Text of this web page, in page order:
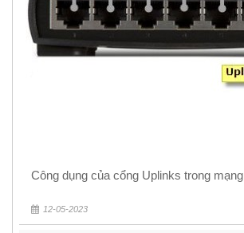
Công dụng của cổng Uplinks trong mạng
12-05-2023